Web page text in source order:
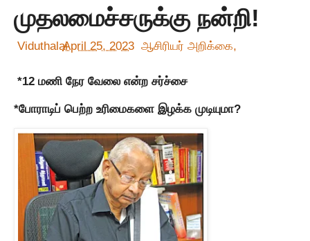
முதலமைச்சருக்கு நன்றி!
ViduthalaiApril 25, 2023 ஆசிரியர் அறிக்கை,
*12 மணி நேர வேலை என்ற சர்ச்சை
*போராடிப் பெற்ற உரிமைகளை இழக்க முடியுமா?